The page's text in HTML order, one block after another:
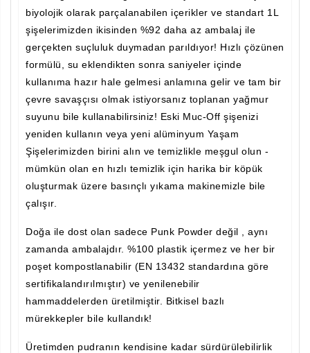
Aramayı Başlat
biyolojik olarak parçalanabilen içerikler ve standart 1L
şişelerimizden ikisinden %92 daha az ambalaj ile
gerçekten suçluluk duymadan parıldıyor! Hızlı çözünen
formülü, su eklendikten sonra saniyeler içinde
kullanıma hazır hale gelmesi anlamına gelir ve tam bir
çevre savaşçısı olmak istiyorsanız toplanan yağmur
suyunu bile kullanabilirsiniz! Eski Muc-Off şişenizi
yeniden kullanın veya yeni alüminyum Yaşam
Şişelerimizden birini alın ve temizlikle meşgul olun -
mümkün olan en hızlı temizlik için harika bir köpük
oluşturmak üzere basınçlı yıkama makinemizle bile
çalışır.
Doğa ile dost olan sadece Punk Powder değil , aynı
zamanda ambalajdır. %100 plastik içermez ve her bir
poşet kompostlanabilir (EN 13432 standardına göre
sertifikalandırılmıştır) ve yenilenebilir
hammaddelerden üretilmiştir. Bitkisel bazlı
mürekkepler bile kullandık!
Üretimden pudranın kendisine kadar sürdürülebilirlik